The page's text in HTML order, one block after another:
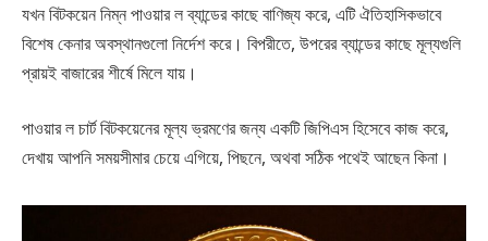
যখন বিটকয়েন নিম্ন পাওয়ার ল ব্যান্ডের কাছে বাণিজ্য করে, এটি ঐতিহাসিকভাবে
বিশেষ কেনার অবস্থানগুলো নির্দেশ করে। বিপরীতে, উপরের ব্যান্ডের কাছে মূল্যগুলি
প্রায়ই বাজারের শীর্ষে মিলে যায়।
পাওয়ার ল চার্ট বিটকয়েনের মূল্য ভ্রমণের জন্য একটি জিপিএস হিসেবে কাজ করে,
দেখায় আপনি সময়সীমার চেয়ে এগিয়ে, পিছনে, অথবা সঠিক পথেই আছেন কিনা।